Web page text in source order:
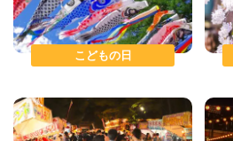
こどもの日